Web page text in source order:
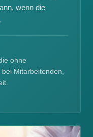
wenn die
ohne
Mitarbeitenden,